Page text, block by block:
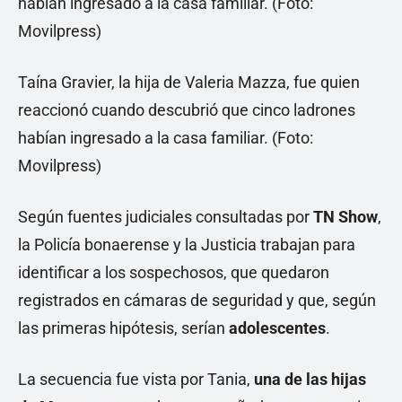
Taína Gravier, la hija de Valeria Mazza, fue quien
reaccionó cuando descubrió que cinco ladrones
habían ingresado a la casa familiar. (Foto:
Movilpress)
Según fuentes judiciales consultadas porTN Show,
la Policía bonaerense y la Justicia trabajan para
identificar a los sospechosos, que quedaron
registrados en cámaras de seguridad y que, según
las primeras hipótesis, serían adolescentes.
La secuencia fue vista por Tania, una de las hijas